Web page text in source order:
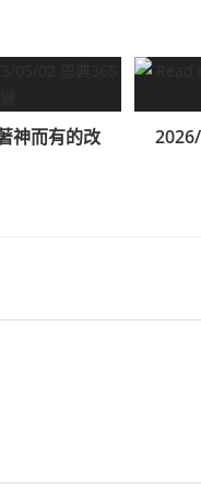
神而有的改